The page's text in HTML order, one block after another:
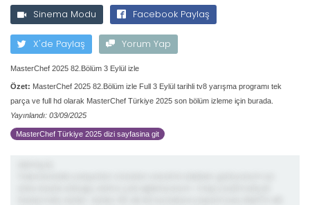
Sinema Modu Facebook Paylaş
X'de Paylaş Yorum Yap
MasterChef 2025 82.Bölüm 3 Eylül izle
Özet: MasterChef 2025 82.Bölüm izle Full 3 Eylül tarihli tv8 yarışma programı tek
parça ve full hd olarak MasterChef Türkiye 2025 son bölüm izleme için burada.
Yayınlandı: 03/09/2025
MasterChef Türkiye 2025 dizi sayfasina git